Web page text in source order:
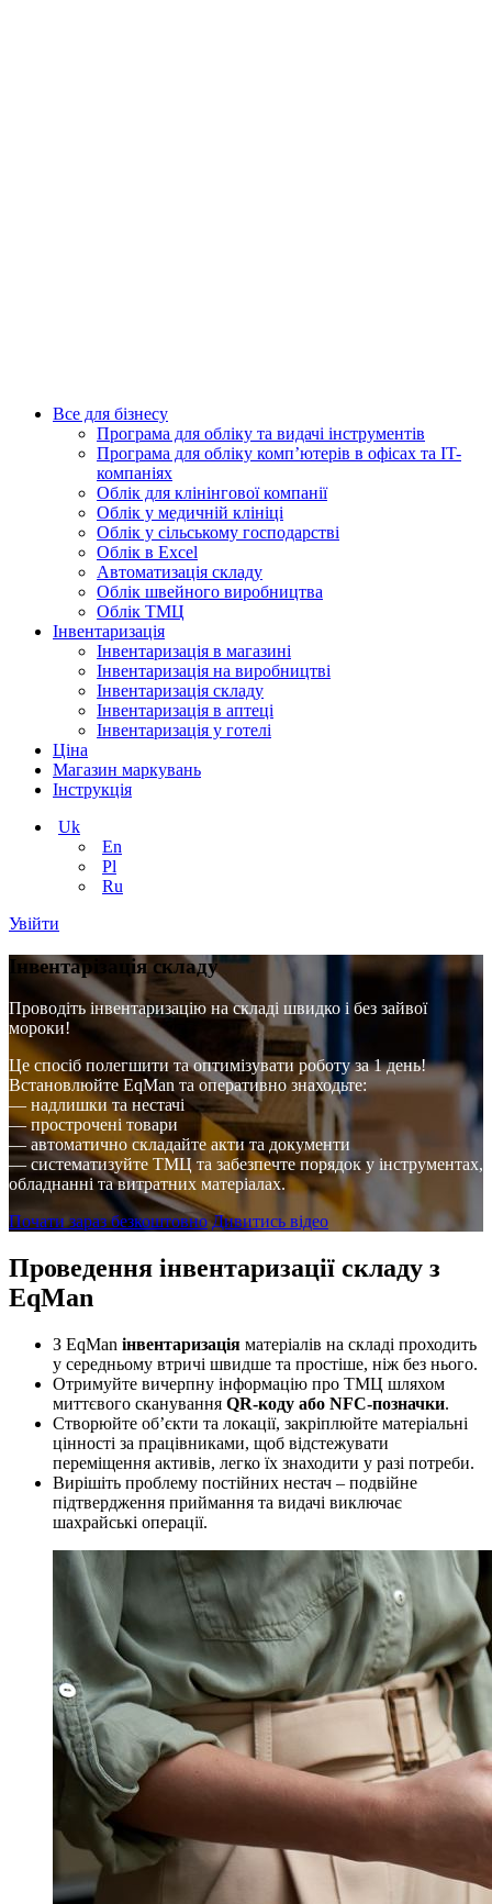
Все для бізнесу
Програма для обліку та видачі інструментів
Програма для обліку комп’ютерів в офісах та IT-
компаніях
Облік для клінінгової компанії
Облік у медичній клініці
Облік у сільському господарстві
Облік в Excel
Автоматизація складу
Облік швейного виробництва
Облік ТМЦ
Інвентаризація
Інвентаризація в магазині
Інвентаризація на виробництві
Інвентаризація складу
Інвентаризація в аптеці
Інвентаризація у готелі
Ціна
Магазин маркувань
Інструкція
Uk
En
Pl
Ru
Увійти
Інвентарізація складу
Проводіть інвентаризацію на складі швидко і без зайвої
мороки!
Це спосіб полегшити та оптимізувати роботу за 1 день!
Встановлюйте EqMan та оперативно знаходьте:
— надлишки та нестачі
— прострочені товари
— автоматично складайте акти та документи
— систематизуйте ТМЦ та забезпечте порядок у інструментах,
обладнанні та витратних матеріалах.
Почати зараз безкоштовно Дивитись відео
Проведення інвентаризації складу з
EqMan
З EqMan інвентаризація матеріалів на складі проходить
у середньому втричі швидше та простіше, ніж без нього.
Отримуйте вичерпну інформацію про ТМЦ шляхом
миттєвого сканування QR-коду або NFC-позначки.
Створюйте об’єкти та локації, закріплюйте матеріальні
цінності за працівниками, щоб відстежувати
переміщення активів, легко їх знаходити у разі потреби.
Вирішіть проблему постійних нестач – подвійне
підтвердження приймання та видачі виключає
шахрайські операції.